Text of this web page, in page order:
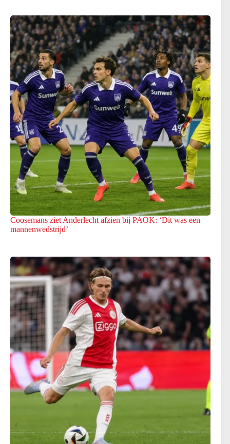
Coosemans ziet Anderlecht afzien bij PAOK: ‘Dit was een
mannenwedstrijd’